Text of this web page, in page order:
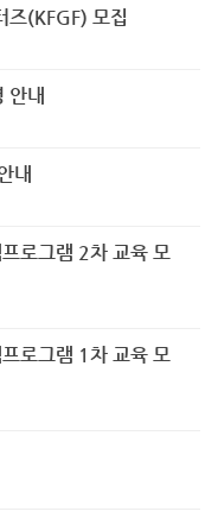
즈(KFGF) 모집
안내
내
로그램 2차 교육 모
로그램 1차 교육 모